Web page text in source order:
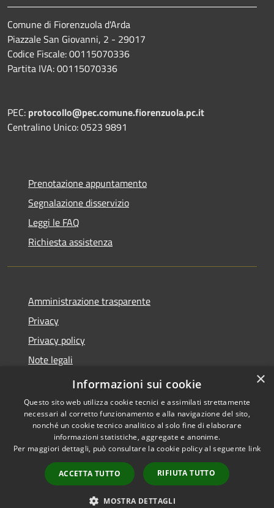
Comune di Fiorenzuola d'Arda
Piazzale San Giovanni, 2 - 29017
Codice Fiscale: 00115070336
Partita IVA: 00115070336
PEC: protocollo@pec.comune.fiorenzuola.pc.it
Centralino Unico: 0523 9891
Prenotazione appuntamento
Segnalazione disservizio
Leggi le FAQ
Richiesta assistenza
Amministrazione trasparente
Privacy
Privacy policy
Note legali
Dichiarazione di accessibilità
Accessibilità
Copyright © 2026 • Comune di
Fiorenzuola d'Arda • Powered
byMunicipium
Accesso
redazione
×
Informazioni sui cookie
Questo sito web utilizza cookie tecnici e assimilati strettamente
necessari al corretto funzionamento e alla navigazione del sito,
nonché un cookie tecnico analitico al solo fine di elaborare
informazioni statistiche, aggregate e anonime.
Per maggiori dettagli, può consultare la cookie policy al seguente link
ACCETTA TUTTO RIFIUTA TUTTO
MOSTRA DETTAGLI